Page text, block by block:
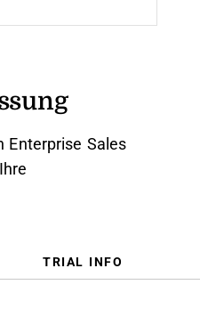
Enterprise Sales
TRIAL INFO